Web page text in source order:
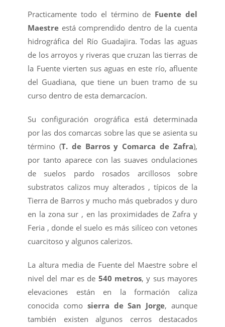
Practicamente todo el término de Fuente del
Maestre está comprendido dentro de la cuenta
hidrográfica del Río Guadajira. Todas las aguas
de los arroyos y riveras que cruzan las tierras de
la Fuente vierten sus aguas en este río, afluente
del Guadiana, que tiene un buen tramo de su
curso dentro de esta demarcacíon.
Su configuración orográfica está determinada
por las dos comarcas sobre las que se asienta su
término (T. de Barros y Comarca de Zafra),
por tanto aparece con las suaves ondulaciones
de suelos pardo rosados arcillosos sobre
substratos calizos muy alterados , típicos de la
Tierra de Barros y mucho más quebrados y duro
en la zona sur , en las proximidades de Zafra y
Feria , donde el suelo es más silíceo con vetones
cuarcitoso y algunos calerizos.
La altura media de Fuente del Maestre sobre el
nivel del mar es de 540 metros, y sus mayores
elevaciones están en la formación caliza
conocida como sierra de San Jorge, aunque
también existen algunos cerros destacados